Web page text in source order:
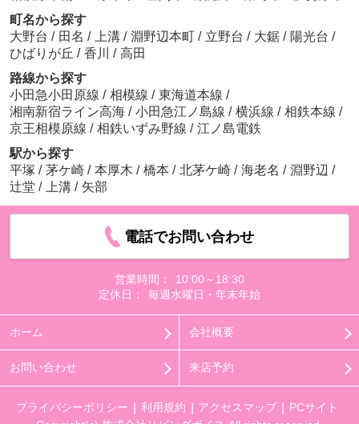
町名から探す
大野台 / 田名 / 上溝 / 淵野辺本町 / 立野台 / 大鋸 / 陽光台 /
ひばりが丘 / 香川 / 高田
路線から探す
小田急小田原線 / 相模線 / 東海道本線 /
湘南新宿ライン高海 / 小田急江ノ島線 / 横浜線 / 相鉄本線 /
京王相模原線 / 相鉄いずみ野線 / 江ノ島電鉄
駅から探す
平塚 / 茅ケ崎 / 本厚木 / 橋本 / 北茅ケ崎 / 海老名 / 淵野辺 /
辻堂 / 上溝 / 矢部
電話でお問い合わせ
営業時間：
10:00～18:30
定休日：
毎週水曜日・年末年始
ホーム 会社概要
お問い合わせ 来店予約
プライバシーポリシー 利用規約 アクセスマップ
PCサイト